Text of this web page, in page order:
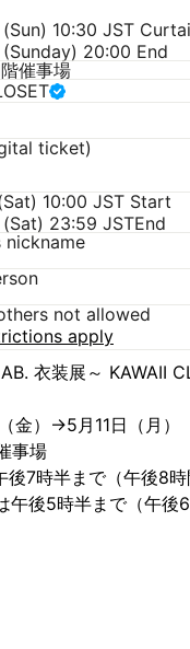
10:30 JST
20:00 End
催事場
ticket)
10:00 JST Start
23:59 JSTEnd
nickname
not allowed
apply
衣装展～ KAWAII
金）→5月11日（月）
事場
7時半まで（午後8時
午後5時半まで（午後6